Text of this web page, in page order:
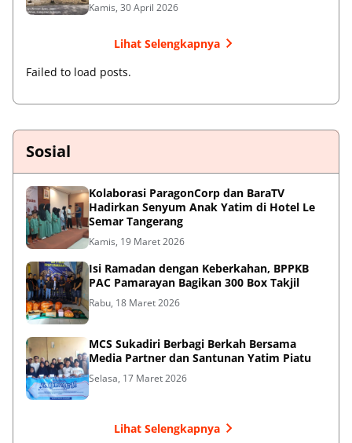
Kamis, 30 April 2026
Lihat Selengkapnya
Failed to load posts.
Sosial
Kolaborasi ParagonCorp dan BaraTV
Hadirkan Senyum Anak Yatim di Hotel Le
Semar Tangerang
Kamis, 19 Maret 2026
Isi Ramadan dengan Keberkahan, BPPKB
PAC Pamarayan Bagikan 300 Box Takjil
Rabu, 18 Maret 2026
MCS Sukadiri Berbagi Berkah Bersama
Media Partner dan Santunan Yatim Piatu
Selasa, 17 Maret 2026
Lihat Selengkapnya